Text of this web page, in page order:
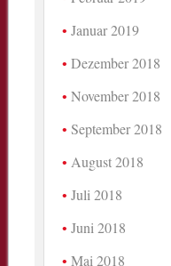
Januar 2019
Dezember 2018
November 2018
September 2018
August 2018
Juli 2018
Juni 2018
Mai 2018